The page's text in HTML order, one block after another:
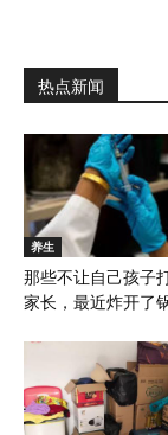
热点新闻
养生
那些不让自己孩子
家长，最近炸开了